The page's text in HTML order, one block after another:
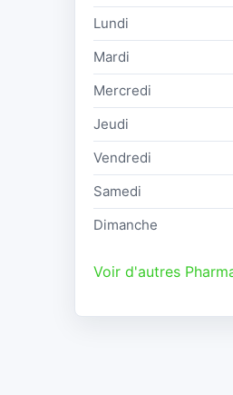
Lundi
Mardi
Mercredi
Jeudi
Vendredi
Samedi
Dimanche
Voir d'autres